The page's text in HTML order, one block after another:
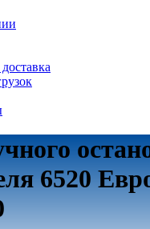
6520